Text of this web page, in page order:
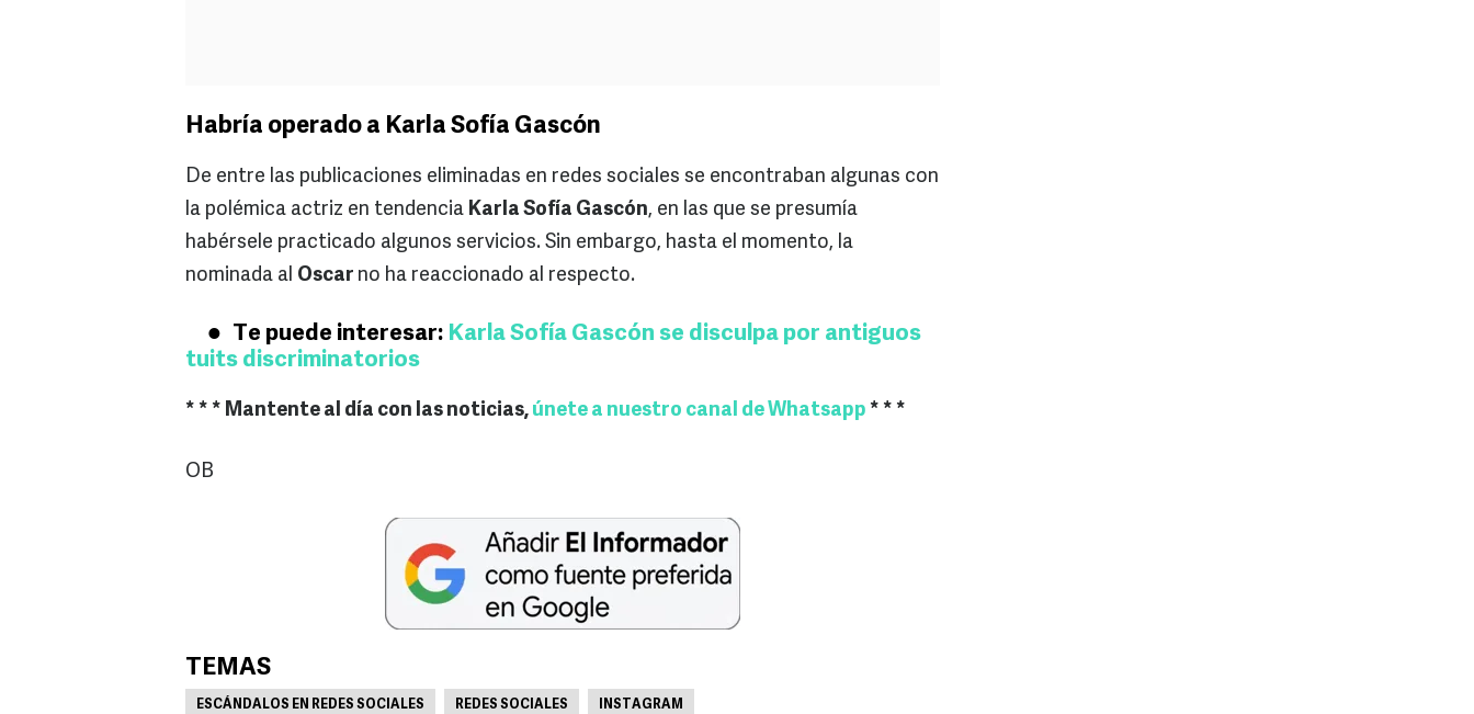
Habría operado a Karla Sofía Gascón
De entre las publicaciones eliminadas en redes sociales se encontraban algunas con
la polémica actriz en tendencia Karla Sofía Gascón, en las que se presumía
habérsele practicado algunos servicios. Sin embargo, hasta el momento, la
nominada al Oscar no ha reaccionado al respecto.
Te puede interesar: Karla Sofía Gascón se disculpa por antiguos
tuits discriminatorios
* * * Mantente al día con las noticias, únete a nuestro canal de Whatsapp * * *
OB
TEMAS
ESCÁNDALOS EN REDES SOCIALES REDES SOCIALES INSTAGRAM